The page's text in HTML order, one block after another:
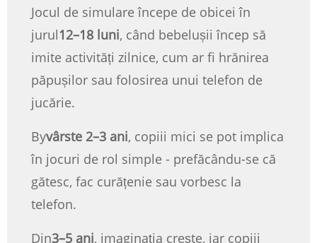
Jocul de simulare începe de obicei în
jurul12–18 luni, când bebelușii încep să
imite activități zilnice, cum ar fi hrănirea
păpușilor sau folosirea unui telefon de
jucărie.
Byvârste 2–3 ani, copiii mici se pot implica
în jocuri de rol simple - prefăcându-se că
gătesc, fac curățenie sau vorbesc la
telefon.
Din3–5 ani, imaginația crește, iar copiii